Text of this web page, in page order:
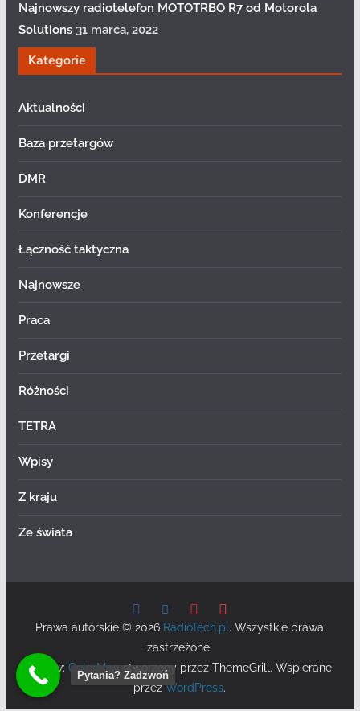
Najnowszy radiotelefon MOTOTRBO R7 od Motorola
Solutions 31 marca, 2022
Kategorie
Aktualności
Baza przetargów
DMR
Konferencje
Łączność taktyczna
Najnowsze
Praca
Przetargi
Różności
TETRA
Wpisy
Z kraju
Ze świata
Prawa autorskie © 2026 RadioTech.pl . Wszystkie prawa
zastrzeżone.
Motyw:ColorMagstworzony przez ThemeGrill. Wspierane
przezWordPress.
Pytania? Zadzwoń